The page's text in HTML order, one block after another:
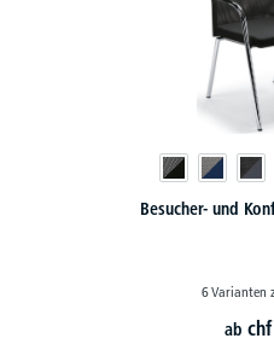
Besucher- und
6 Varianten
ab chf